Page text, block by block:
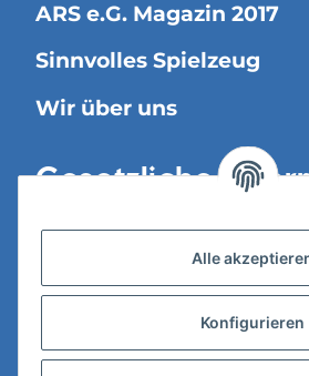
ARS e.G. Magazin 2017
Sinnvolles Spielzeug
Wir über uns
Gesetzliche
Versandinformationen
Datenschutz
Alle
Konfigurieren